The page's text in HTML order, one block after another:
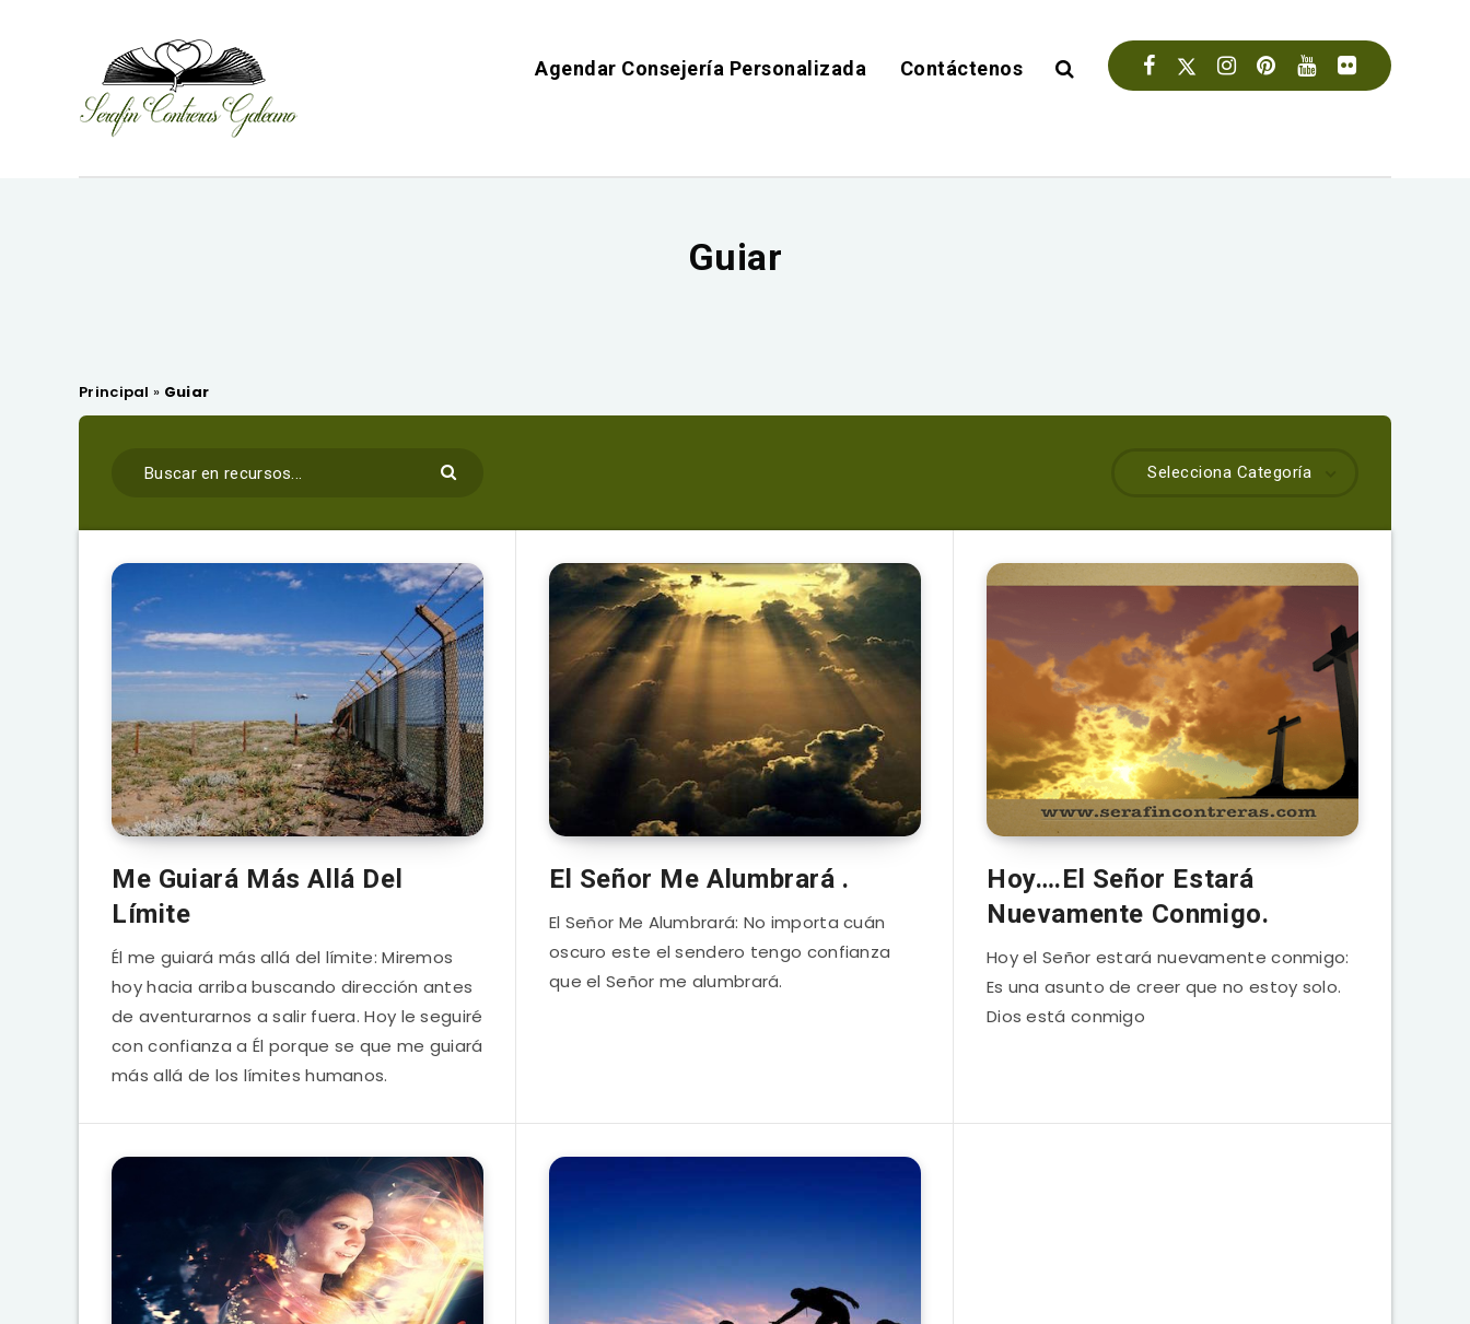
Agendar Consejería Personalizada Contáctenos
Guiar
Principal » Guiar
Selecciona Categoría
Me Guiará Más Allá Del
Límite
Él me guiará más allá del límite: Miremos
hoy hacia arriba buscando dirección antes
de aventurarnos a salir fuera. Hoy le seguiré
con confianza a Él porque se que me guiará
más allá de los límites humanos.
El Señor Me Alumbrará .
El Señor Me Alumbrará: No importa cuán
oscuro este el sendero tengo confianza
que el Señor me alumbrará.
Hoy….El Señor Estará
Nuevamente Conmigo.
Hoy el Señor estará nuevamente conmigo:
Es una asunto de creer que no estoy solo.
Dios está conmigo